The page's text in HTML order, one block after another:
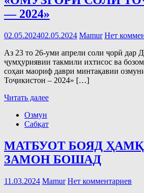
— 2024»
02.05.202402.05.2024 Mamur Нет
Аз 23 то 26-уми апрели соли ҷорӣ дар
ҷумҳуриявии такмили ихтисос ва
соҳаи маориф даври минтақавии
Тоҷикистон – 2024» […]
Читать далее
Озмун
Сабқат
МАТБУОТ БОЯД
ЗАМОН БОШАД
11.03.2024 Mamur Нет комментариев